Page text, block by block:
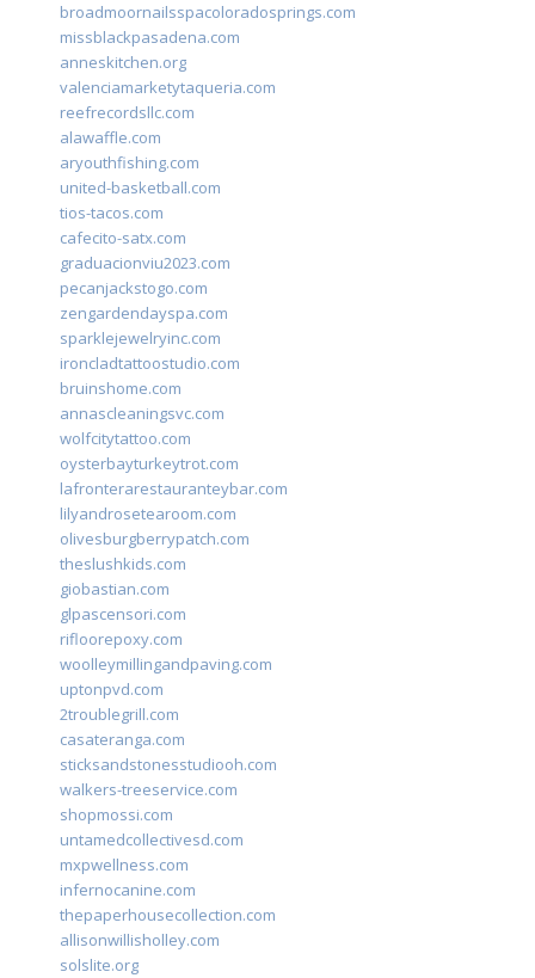
broadmoornailsspacoloradosprings.com
missblackpasadena.com
anneskitchen.org
valenciamarketytaqueria.com
reefrecordsllc.com
alawaffle.com
aryouthfishing.com
united-basketball.com
tios-tacos.com
cafecito-satx.com
graduacionviu2023.com
pecanjackstogo.com
zengardendayspa.com
sparklejewelryinc.com
ironcladtattoostudio.com
bruinshome.com
annascleaningsvc.com
wolfcitytattoo.com
oysterbayturkeytrot.com
lafronterarestauranteybar.com
lilyandrosetearoom.com
olivesburgberrypatch.com
theslushkids.com
giobastian.com
glpascensori.com
rifloorepoxy.com
woolleymillingandpaving.com
uptonpvd.com
2troublegrill.com
casateranga.com
sticksandstonesstudiooh.com
walkers-treeservice.com
shopmossi.com
untamedcollectivesd.com
mxpwellness.com
infernocanine.com
thepaperhousecollection.com
allisonwillisholley.com
solslite.org